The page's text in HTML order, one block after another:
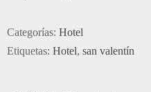
Categorías: Hotel
Etiquetas: Hotel, san valentín